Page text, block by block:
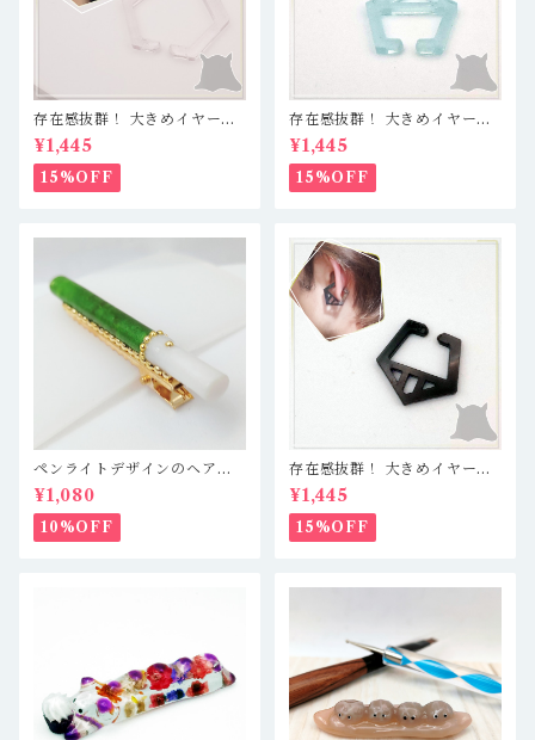
存在感抜群！ 大きめイヤーカ
フ 軽量レジン製で疲れ知らず
☆ クリア（透明）／六角形
（大）
¥1,445
15%OFF
存在感抜群！ 大きめイヤーカ
フ 軽量レジン製で疲れ知らず
☆ クリアブルー／五角形
¥1,445
15%OFF
ペンライトデザインのヘアク
リップ キンブレ 緑 推し
活
¥1,080
10%OFF
存在感抜群！ 大きめイヤーカ
フ 軽量レジン製で疲れ知らず
☆ クリアブルーブラック／仕
切あり五角形
¥1,445
15%OFF